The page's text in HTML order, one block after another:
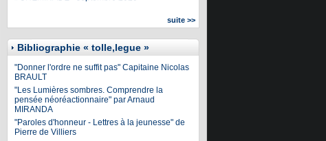
suite >>
Bibliographie « tolle,legue »
"Donner l'ordre ne suffit pas" Capitaine Nicolas
BRAULT
"Les Lumières sombres. Comprendre la
pensée néoréactionnaire" par Arnaud
MIRANDA
"Paroles d'honneur - Lettres à la jeunesse" de
Pierre de Villiers